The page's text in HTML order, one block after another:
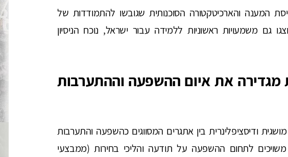
המענה והארכיטקטורה הסוכנותית שגובשו להתמודדות של
גם משמעויות ראשוניות ללמידה עבור ישראל, נוכח הניסיון
מגדירה את איום ההשפעה וההתערבות
ודיסציפלינרית בין אתגרים המסווגים כהשפעה והתערבות
לתחום ההשפעה על תודעה והליכי בחירות (ממבצעי